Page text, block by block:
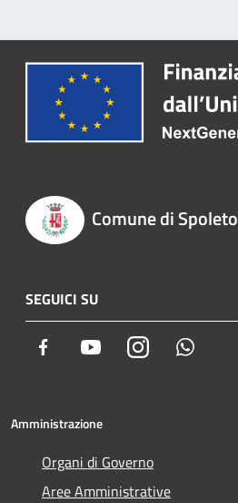
Comune di Spoleto
SEGUICI SU
Facebook YoutubeInstagram
Amministrazione
Organi di Governo
Aree Amministrative